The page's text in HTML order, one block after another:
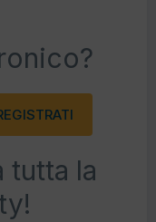
tutta la